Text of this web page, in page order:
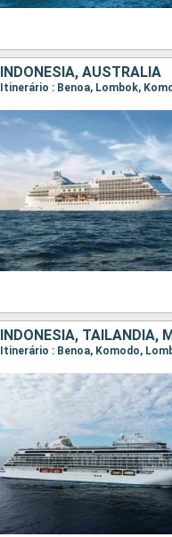
INDONÉSIA, AUSTRALIA
Itinerário : Benoa, Lombok,
INDONÉSIA, TAILÂNDIA,